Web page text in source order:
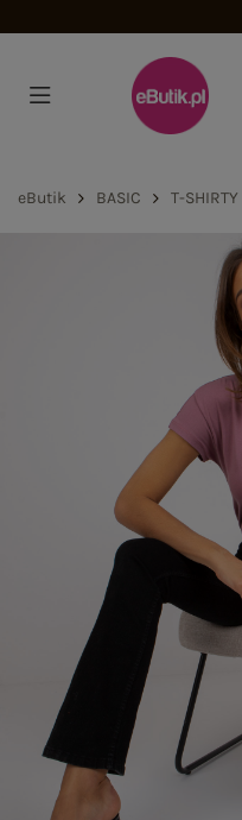
eButik BASIC T-SHIRTY